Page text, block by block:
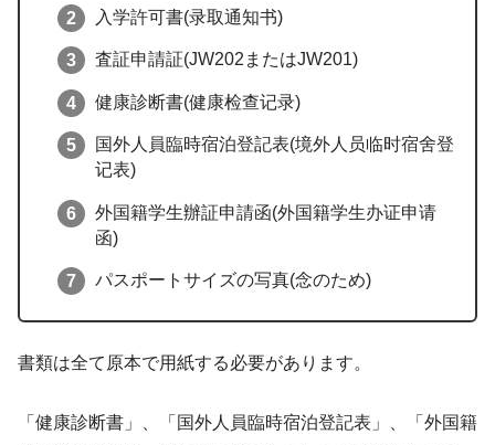
入学許可書(录取通知书)
査証申請証(JW202またはJW201)
健康診断書(健康检查记录)
国外人員臨時宿泊登記表(境外人员临时宿舍登
记表)
外国籍学生辦証申請函(外国籍学生办证申请
函)
パスポートサイズの写真(念のため)
書類は全て原本で用紙する必要があります。
「健康診断書」、「国外人員臨時宿泊登記表」、「外国籍